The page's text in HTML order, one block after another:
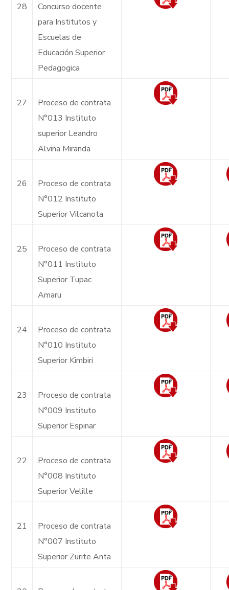
28
Concurso docente
para Institutos y
Escuelas de
Educación Superior
Pedagogica
27
Proceso de contrata
N°013 Instituto
superior Leandro
Alviña Miranda
26
Proceso de contrata
N°012 Instituto
Superior Vilcanota
25
Proceso de contrata
N°011 Instituto
Superior Tupac
Amaru
24
Proceso de contrata
N°010 Instituto
Superior Kimbiri
23
Proceso de contrata
N°009 Instituto
Superior Espinar
22
Proceso de contrata
N°008 Instituto
Superior Velille
21
Proceso de contrata
N°007 Instituto
Superior Zurite Anta